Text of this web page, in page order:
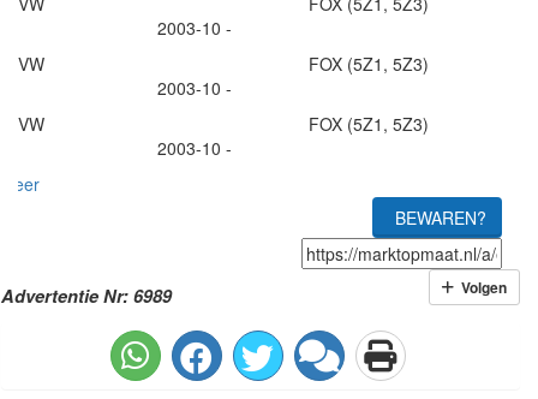
2003-10 -
VW FOX (5Z1, 5Z3)
2003-10 -
VW FOX (5Z1, 5Z3)
2003-10 -
meer
BEWAREN?
Advertentie Nr: 6989 Volgen